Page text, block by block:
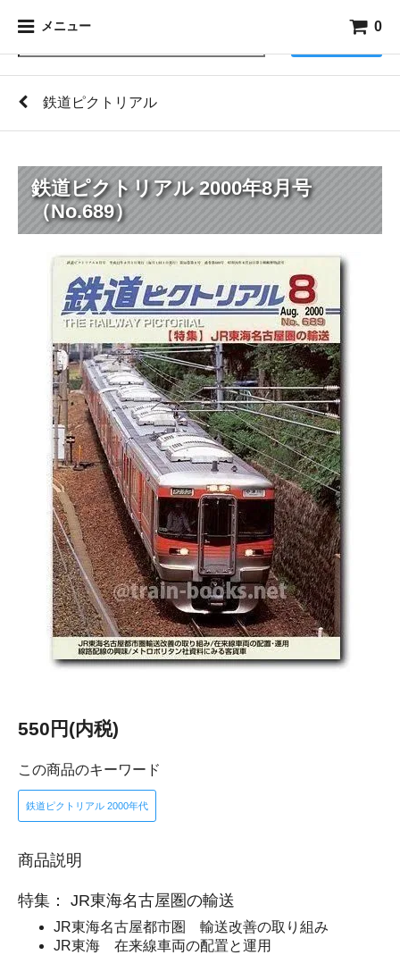
メニュー 0
鉄道ピクトリアル
鉄道ピクトリアル 2000年8月号
（No.689）
550円(内税)
この商品のキーワード
鉄道ピクトリアル 2000年代
商品説明
特集： JR東海名古屋圏の輸送
JR東海名古屋都市圏 輸送改善の取り組み
JR東海 在来線車両の配置と運用